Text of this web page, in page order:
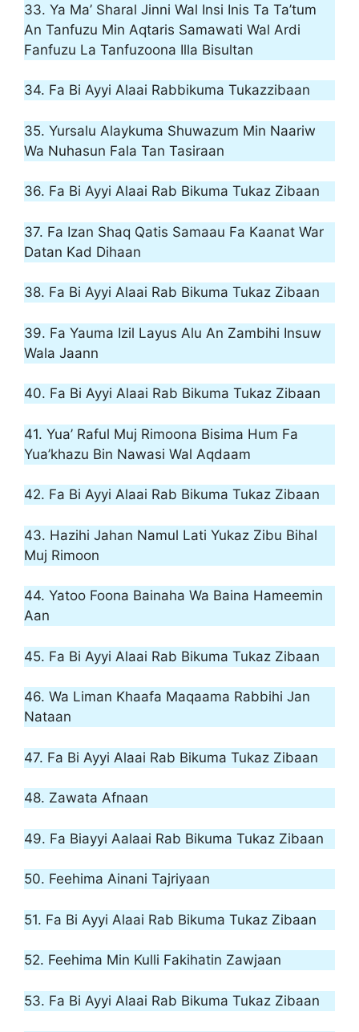
33. Ya Ma’ Sharal Jinni Wal Insi Inis Ta Ta’tum
An Tanfuzu Min Aqtaris Samawati Wal Ardi
Fanfuzu La Tanfuzoona Illa Bisultan
34. Fa Bi Ayyi Alaai Rabbikuma Tukazzibaan
35. Yursalu Alaykuma Shuwazum Min Naariw
Wa Nuhasun Fala Tan Tasiraan
36. Fa Bi Ayyi Alaai Rab Bikuma Tukaz Zibaan
37. Fa Izan Shaq Qatis Samaau Fa Kaanat War
Datan Kad Dihaan
38. Fa Bi Ayyi Alaai Rab Bikuma Tukaz Zibaan
39. Fa Yauma Izil Layus Alu An Zambihi Insuw
Wala Jaann
40. Fa Bi Ayyi Alaai Rab Bikuma Tukaz Zibaan
41. Yua’ Raful Muj Rimoona Bisima Hum Fa
Yua’khazu Bin Nawasi Wal Aqdaam
42. Fa Bi Ayyi Alaai Rab Bikuma Tukaz Zibaan
43. Hazihi Jahan Namul Lati Yukaz Zibu Bihal
Muj Rimoon
44. Yatoo Foona Bainaha Wa Baina Hameemin
Aan
45. Fa Bi Ayyi Alaai Rab Bikuma Tukaz Zibaan
46. Wa Liman Khaafa Maqaama Rabbihi Jan
Nataan
47. Fa Bi Ayyi Alaai Rab Bikuma Tukaz Zibaan
48. Zawata Afnaan
49. Fa Biayyi Aalaai Rab Bikuma Tukaz Zibaan
50. Feehima Ainani Tajriyaan
51. Fa Bi Ayyi Alaai Rab Bikuma Tukaz Zibaan
52. Feehima Min Kulli Fakihatin Zawjaan
53. Fa Bi Ayyi Alaai Rab Bikuma Tukaz Zibaan